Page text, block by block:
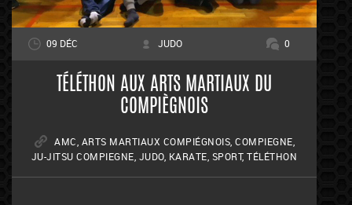
09 DÉC JUDO 0
TÉLÉTHON AUX ARTS MARTIAUX DU
COMPIÈGNOIS
AMC ARTS MARTIAUX COMPIÉGNOIS COMPIEGNE
JU-JITSU COMPIEGNE JUDO, KARATE SPORT,TÉLÉTHON